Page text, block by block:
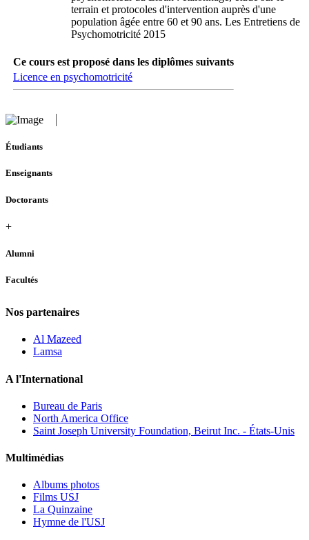
terrain et protocoles d'intervention auprès d'une
population âgée entre 60 et 90 ans. Les Entretiens de
Psychomotricité 2015
Ce cours est proposé dans les diplômes suivants
Licence en psychomotricité
Étudiants
Enseignants
Doctorants
+
Alumni
Facultés
Nos partenaires
Al Mazeed
Lamsa
A l'International
Bureau de Paris
North America Office
Saint Joseph University Foundation, Beirut Inc. - États-Unis
Multimédias
Albums photos
Films USJ
La Quinzaine
Hymne de l'USJ